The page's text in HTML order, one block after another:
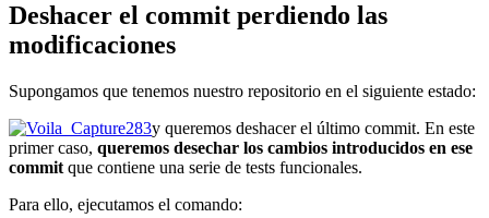
Deshacer el commit perdiendo las
modificaciones
Supongamos que tenemos nuestro repositorio en el siguiente estado:
y queremos deshacer el último commit. En este
primer caso, queremos desechar los cambios introducidos en ese
commit que contiene una serie de tests funcionales.
Para ello, ejecutamos el comando: